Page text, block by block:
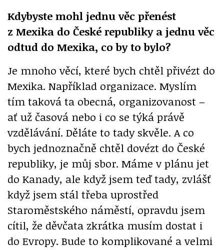
Kdybyste mohl jednu věc přenést
z Mexika do České republiky a jednu věc
odtud do Mexika, co by to bylo?
Je mnoho věcí, které bych chtěl přivézt do
Mexika. Například organizace. Myslím
tím taková ta obecná, organizovanost –
ať už časová nebo i co se týká právě
vzdělávání. Děláte to tady skvěle. A co
bych jednoznačně chtěl dovézt do České
republiky, je můj sbor. Máme v plánu jet
do Kanady, ale když jsem teď tady, zvlášť
když jsem stál třeba uprostřed
Staroměstského náměstí, opravdu jsem
cítil, že děvčata zkrátka musím dostat i
do Evropy. Bude to komplikované a velmi